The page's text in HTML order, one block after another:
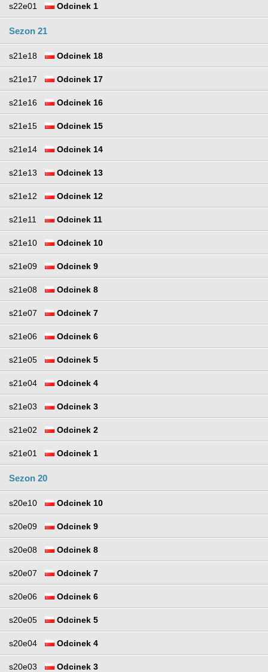
s22e01 Odcinek 1
Sezon 21
s21e18 Odcinek 18
s21e17 Odcinek 17
s21e16 Odcinek 16
s21e15 Odcinek 15
s21e14 Odcinek 14
s21e13 Odcinek 13
s21e12 Odcinek 12
s21e11 Odcinek 11
s21e10 Odcinek 10
s21e09 Odcinek 9
s21e08 Odcinek 8
s21e07 Odcinek 7
s21e06 Odcinek 6
s21e05 Odcinek 5
s21e04 Odcinek 4
s21e03 Odcinek 3
s21e02 Odcinek 2
s21e01 Odcinek 1
Sezon 20
s20e10 Odcinek 10
s20e09 Odcinek 9
s20e08 Odcinek 8
s20e07 Odcinek 7
s20e06 Odcinek 6
s20e05 Odcinek 5
s20e04 Odcinek 4
s20e03 Odcinek 3